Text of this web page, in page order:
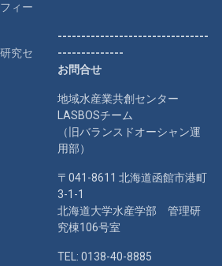
ィー
究セ
--------------------------------
--------------
お問合せ
地域水産業共創センター
LASBOSチーム
（旧バランスドオーシャン運
用部）
〒041-8611 北海道函館市港町
3-1-1
北海道大学水産学部 管理研
究棟106号室
TEL: 0138-40-8885